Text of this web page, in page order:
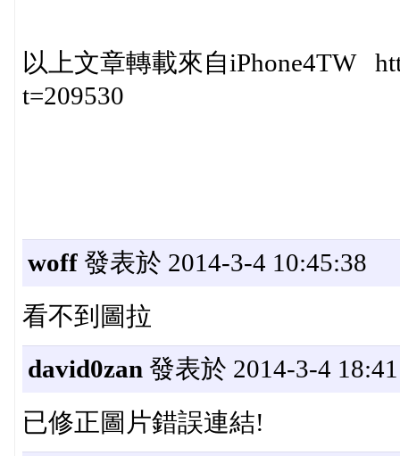
以上文章轉載來自iPhone4TW
t=209530
woff發表於 2014-3-4 10:45:38
看不到圖拉
david0zan 發表於 2014-3-4
已修正圖片錯誤連結!